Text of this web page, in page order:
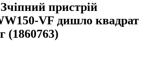
пристрій
VF дишло квадрат
(1860763)